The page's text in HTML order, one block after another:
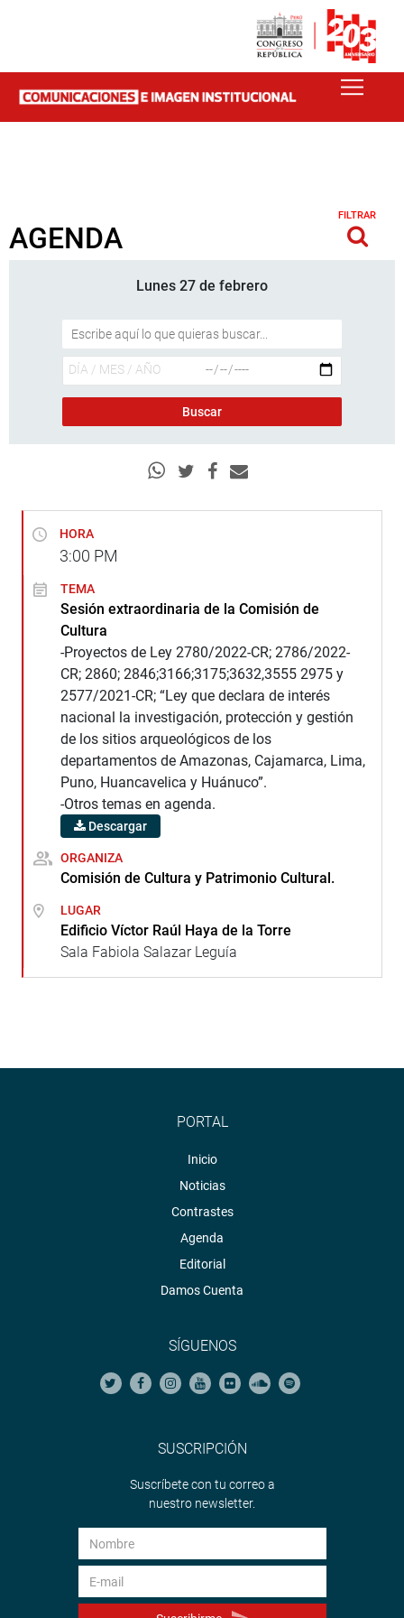
AGENDA
FILTRAR
Lunes 27 de febrero
HORA
3:00 PM
TEMA
Sesión extraordinaria de la Comisión de
Cultura
-Proyectos de Ley 2780/2022-CR; 2786/2022-
CR; 2860; 2846;3166;3175;3632,3555 2975 y
2577/2021-CR; “Ley que declara de interés
nacional la investigación, protección y gestión
de los sitios arqueológicos de los
departamentos de Amazonas, Cajamarca, Lima,
Puno, Huancavelica y Huánuco”.
-Otros temas en agenda.
Descargar
ORGANIZA
Comisión de Cultura y Patrimonio Cultural.
LUGAR
Edificio Víctor Raúl Haya de la Torre
Sala Fabiola Salazar Leguía
PORTAL
Inicio
Noticias
Contrastes
Agenda
Editorial
Damos Cuenta
SÍGUENOS
SUSCRIPCIÓN
Suscríbete con tu correo a
nuestro newsletter.